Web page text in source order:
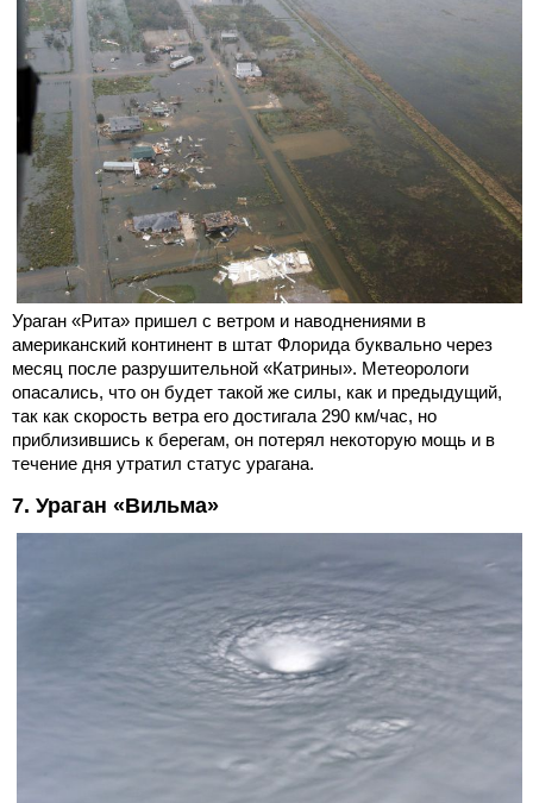
Ураган «Рита» пришел с ветром и наводнениями в
американский континент в штат Флорида буквально через
месяц после разрушительной «Катрины». Метеорологи
опасались, что он будет такой же силы, как и предыдущий,
так как скорость ветра его достигала 290 км/час, но
приблизившись к берегам, он потерял некоторую мощь и в
течение дня утратил статус урагана.
7. Ураган «Вильма»